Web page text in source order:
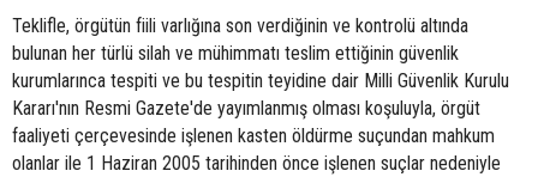
Teklifle, örgütün fiili varlığına son verdiğinin ve kontrolü altında
bulunan her türlü silah ve mühimmatı teslim ettiğinin güvenlik
kurumlarınca tespiti ve bu tespitin teyidine dair Milli Güvenlik Kurulu
Kararı'nın Resmi Gazete'de yayımlanmış olması koşuluyla, örgüt
faaliyeti çerçevesinde işlenen kasten öldürme suçundan mahkum
olanlar ile 1 Haziran 2005 tarihinden önce işlenen suçlar nedeniyle